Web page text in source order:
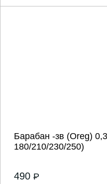
Барабан -зв (Oreg)
180/210/230/250)
490 P